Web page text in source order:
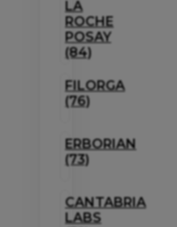
LA
ROCHE
POSAY
(84)
FILORGA
(76)
ERBORIAN
(73)
CANTABRIA
LABS